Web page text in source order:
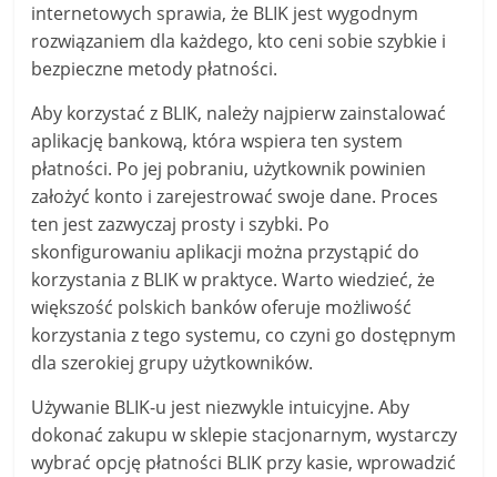
internetowych sprawia, że BLIK jest wygodnym
rozwiązaniem dla każdego, kto ceni sobie szybkie i
bezpieczne metody płatności.
Aby korzystać z BLIK, należy najpierw zainstalować
aplikację bankową, która wspiera ten system
płatności. Po jej pobraniu, użytkownik powinien
założyć konto i zarejestrować swoje dane. Proces
ten jest zazwyczaj prosty i szybki. Po
skonfigurowaniu aplikacji można przystąpić do
korzystania z BLIK w praktyce. Warto wiedzieć, że
większość polskich banków oferuje możliwość
korzystania z tego systemu, co czyni go dostępnym
dla szerokiej grupy użytkowników.
Używanie BLIK-u jest niezwykle intuicyjne. Aby
dokonać zakupu w sklepie stacjonarnym, wystarczy
wybrać opcję płatności BLIK przy kasie, wprowadzić